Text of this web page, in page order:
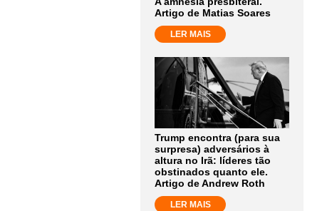
Artigo de Matias Soares
LER MAIS
Trump encontra (para sua
surpresa) adversários à
altura no Irã: líderes tão
obstinados quanto ele.
Artigo de Andrew Roth
LER MAIS